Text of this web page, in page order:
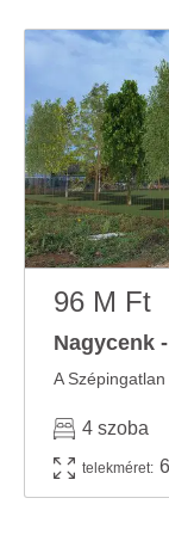
96 M Ft
Nagycenk
4 szoba
telekméret: